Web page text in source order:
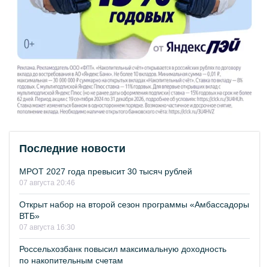
Последние новости
МРОТ 2027 года превысит 30 тысяч рублей
07 августа 20:46
Открыт набор на второй сезон программы «Амбассадоры
ВТБ»
07 августа 16:30
Россельхозбанк повысил максимальную доходность
по накопительным счетам